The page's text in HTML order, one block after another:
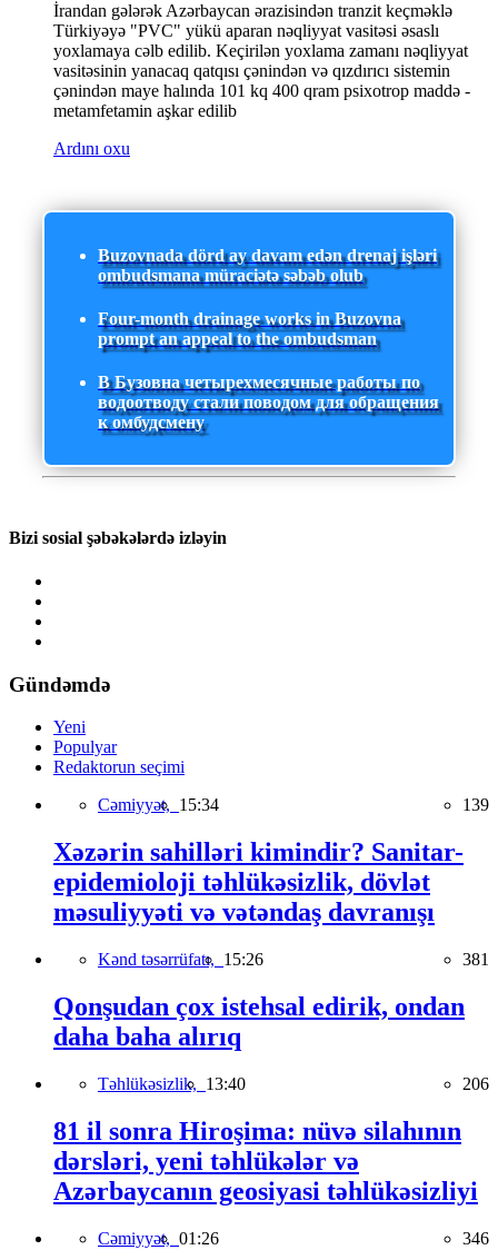
İrandan gələrək Azərbaycan ərazisindən tranzit keçməklə
Türkiyəyə "PVC" yükü aparan nəqliyyat vasitəsi əsaslı
yoxlamaya cəlb edilib. Keçirilən yoxlama zamanı nəqliyyat
vasitəsinin yanacaq qatqısı çənindən və qızdırıcı sistemin
çənindən maye halında 101 kq 400 qram psixotrop maddə -
metamfetamin aşkar edilib
Ardını oxu
Buzovnada dörd ay davam edən drenaj işləri
ombudsmana müraciətə səbəb olub
Four-month drainage works in Buzovna
prompt an appeal to the ombudsman
В Бузовна четырехмесячные работы по
водоотводу стали поводом для обращения
к омбудсмену
Bizi sosial şəbəkələrdə izləyin
Gündəmdə
Yeni
Populyar
Redaktorun seçimi
Cəmiyyət, 15:34 139
Xəzərin sahilləri kimindir? Sanitar-
epidemioloji təhlükəsizlik, dövlət
məsuliyyəti və vətəndaş davranışı
Kənd təsərrüfatı, 15:26 381
Qonşudan çox istehsal edirik, ondan
daha baha alırıq
Təhlükəsizlik, 13:40 206
81 il sonra Hiroşima: nüvə silahının
dərsləri, yeni təhlükələr və
Azərbaycanın geosiyasi təhlükəsizliyi
Cəmiyyət, 01:26 346